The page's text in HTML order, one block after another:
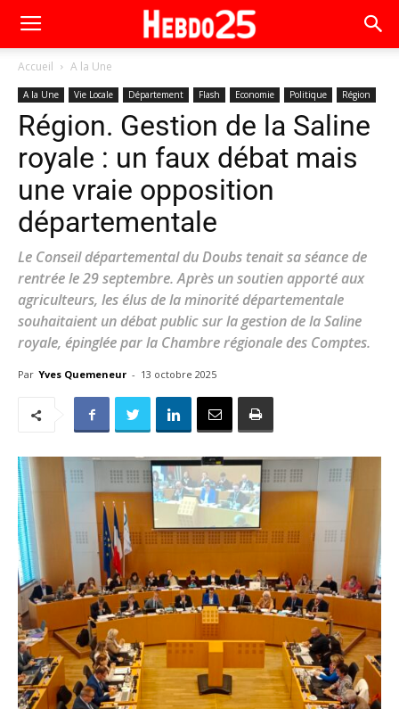
Accueil A la Une
A la Une Vie Locale Département Flash Economie Politique Région
Région. Gestion de la Saline
royale : un faux débat mais
une vraie opposition
départementale
Le Conseil départemental du Doubs tenait sa séance de
rentrée le 29 septembre. Après un soutien apporté aux
agriculteurs, les élus de la minorité départementale
souhaitaient un débat public sur la gestion de la Saline
royale, épinglée par la Chambre régionale des Comptes.
Par Yves Quemeneur - 13 octobre 2025